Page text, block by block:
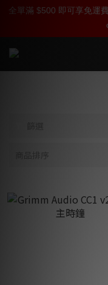
商品排序
加入雅詠尊尚會員，即享
=1HKD】
全單滿 $500 即可享免運